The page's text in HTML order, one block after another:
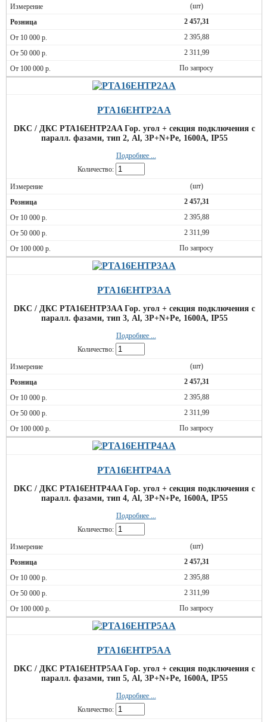
(шт)
2 457,31
2 395,88
2 311,99
По запросу
PTA16EHTP2AA
DKC / ДКС PTA16EHTP2AA Гор. угол + секция подключения с
паралл. фазами, тип 2, Al, 3P+N+Pe, 1600А, IP55
Подробнее ...
Количество:
(шт)
2 457,31
2 395,88
2 311,99
По запросу
PTA16EHTP3AA
DKC / ДКС PTA16EHTP3AA Гор. угол + секция подключения с
паралл. фазами, тип 3, Al, 3P+N+Pe, 1600А, IP55
Подробнее ...
Количество:
(шт)
2 457,31
2 395,88
2 311,99
По запросу
PTA16EHTP4AA
DKC / ДКС PTA16EHTP4AA Гор. угол + секция подключения с
паралл. фазами, тип 4, Al, 3P+N+Pe, 1600А, IP55
Подробнее ...
Количество:
(шт)
2 457,31
2 395,88
2 311,99
По запросу
PTA16EHTP5AA
DKC / ДКС PTA16EHTP5AA Гор. угол + секция подключения с
паралл. фазами, тип 5, Al, 3P+N+Pe, 1600А, IP55
Подробнее ...
Количество: